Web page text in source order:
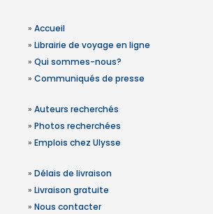
» Accueil
» Librairie de voyage en ligne
» Qui sommes-nous?
» Communiqués de presse
» Auteurs recherchés
» Photos recherchées
» Emplois chez Ulysse
» Délais de livraison
» Livraison gratuite
» Nous contacter